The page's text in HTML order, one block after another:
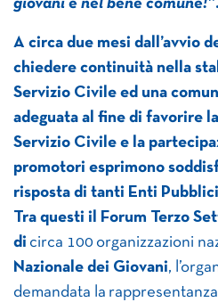
giovani e nel bene comune!’’.
A circa due mesi dall’avvio
chiedere continuità nella
Servizio Civile ed una
adeguata al fine di favorire
Servizio Civile e la
promotori esprimono
risposta di tanti Enti
Tra questi il Forum Terzo
di circa 100 organizzazioni
Nazionale dei Giovani,
demandata la